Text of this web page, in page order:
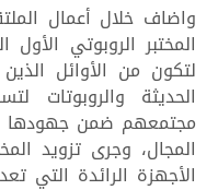
واضاف خلال أعمال
المختبر الروبوتي
لتكون من الأوائل
الحديثة
مجتمعهم ضمن جهودها
المجال، وجرى تزويد
الأجهزة الرائدة التي